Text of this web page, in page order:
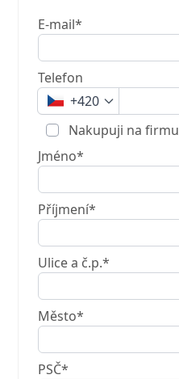
E-mail*
Telefon
+420
Nakupuji na firmu
Jméno*
Příjmení*
Ulice a č.p.*
Město*
PSČ*